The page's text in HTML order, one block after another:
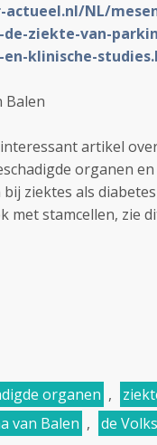
NL/
ziekte-van-
klinische-
Balen
artikel
organen
ziektes als
met stamcellen, zie
organen ,
van Balen , de